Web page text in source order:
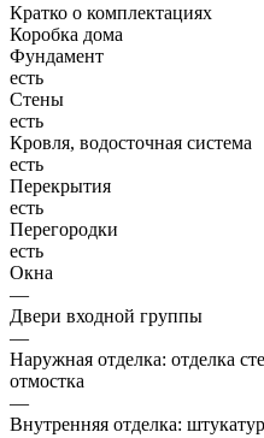
Кратко о комплектациях
Коробка дома
Фундамент
есть
Стены
есть
Кровля, водосточная система
есть
Перекрытия
есть
Перегородки
есть
Окна
—
Двери входной группы
—
Наружная отделка: отделка
отмостка
—
Внутренняя отделка: